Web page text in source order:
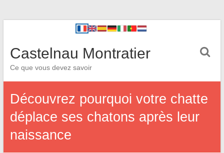
Castelnau Montratier
Ce que vous devez savoir
Découvrez pourquoi votre chatte
déplace ses chatons après leur
naissance